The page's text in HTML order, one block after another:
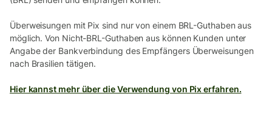
Überweisungen mit Pix sind nur von einem BRL-Guthaben aus
möglich. Von Nicht-BRL-Guthaben aus können Kunden unter
Angabe der Bankverbindung des Empfängers Überweisungen
nach Brasilien tätigen.
Hier kannst mehr über die Verwendung von Pix erfahren.